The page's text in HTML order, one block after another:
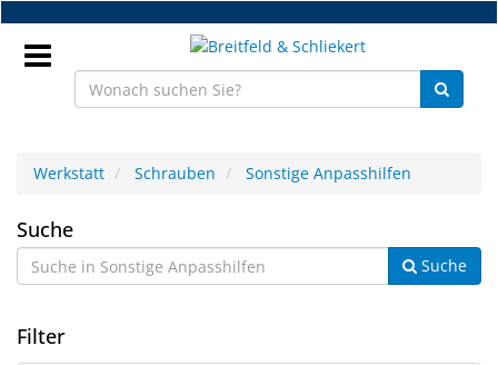
Zum
Hauptinhalt
springen
NEU
Brillenteile
Werkstatt Schrauben Sonstige Anpasshilfen
Sonstige
Anpasshilfen
Suche
Suche
Filter